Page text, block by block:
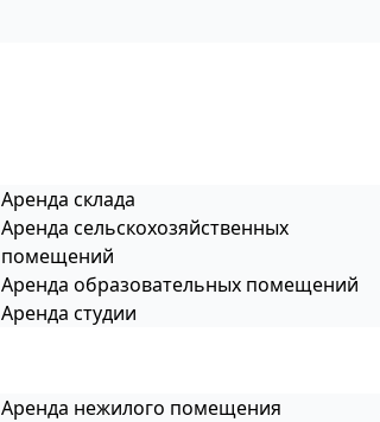
Аренда склада
Аренда сельскохозяйственных
помещений
Аренда образовательных помещений
Аренда студии
Аренда нежилого помещения